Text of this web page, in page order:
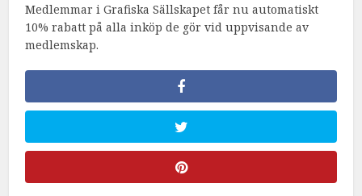
Medlemmar i Grafiska Sällskapet får nu automatiskt
10% rabatt på alla inköp de gör vid uppvisande av
medlemskap.